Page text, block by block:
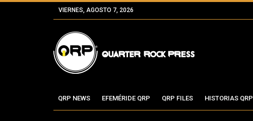
VIERNES, AGOSTO 7, 2026
QRP NEWS EFEMÉRIDE QRP QRP FILES HISTORIAS QRP